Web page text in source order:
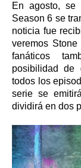
En agosto, se
Season 6 se
noticia fue
veremos
fanáticos
posibilidad de
todos los
serie se
dividirá en dos